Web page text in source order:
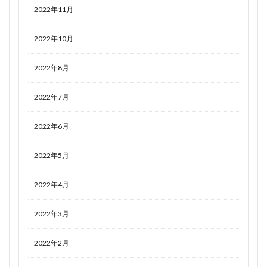
2022年11月
2022年10月
2022年8月
2022年7月
2022年6月
2022年5月
2022年4月
2022年3月
2022年2月